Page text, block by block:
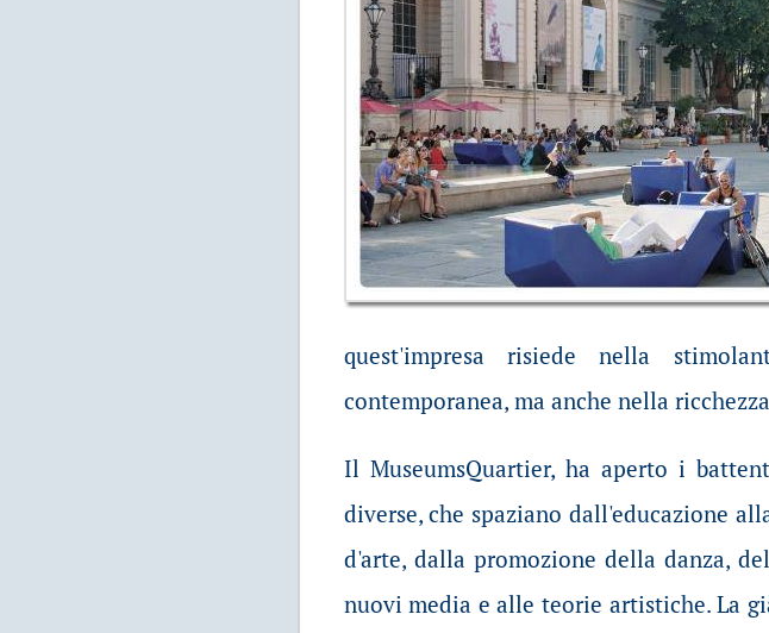
quest'impresa risiede nella
contemporanea, ma anche nella
Il MuseumsQuartier, ha aperto i
diverse, che spaziano dall'educazione
d'arte, dalla promozione della danza,
nuovi media e alle teorie artistiche. La